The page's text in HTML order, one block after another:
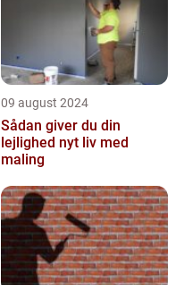
09 august 2024
Sådan giver du din
lejlighed nyt liv med
maling